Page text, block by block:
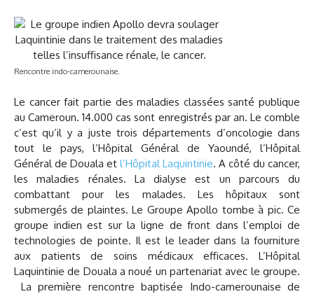
Rencontre indo-camerounaise.
Le cancer fait partie des maladies classées santé publique
au Cameroun. 14.000 cas sont enregistrés par an. Le comble
c’est qu’il y a juste trois départements d’oncologie dans
tout le pays, l’Hôpital Général de Yaoundé, l’Hôpital
Général de Douala et l’Hôpital Laquintinie. A côté du cancer,
les maladies rénales. La dialyse est un parcours du
combattant pour les malades. Les hôpitaux sont
submergés de plaintes. Le Groupe Apollo tombe à pic. Ce
groupe indien est sur la ligne de front dans l’emploi de
technologies de pointe. Il est le leader dans la fourniture
aux patients de soins médicaux efficaces. L’Hôpital
Laquintinie de Douala a noué un partenariat avec le groupe.
La première rencontre baptisée Indo-camerounaise de